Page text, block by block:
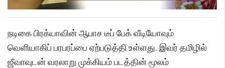
நடிகை பிரக்யாவின் ஆபாச டீப் பேக் வீடியோவும்
வெளியாகிப் பரபரப்பை ஏற்படுத்தி உள்ளது. இவர் தமிழில்
ஜீவாவுடன் வரலாறு முக்கியம் படத்தின் மூலம்